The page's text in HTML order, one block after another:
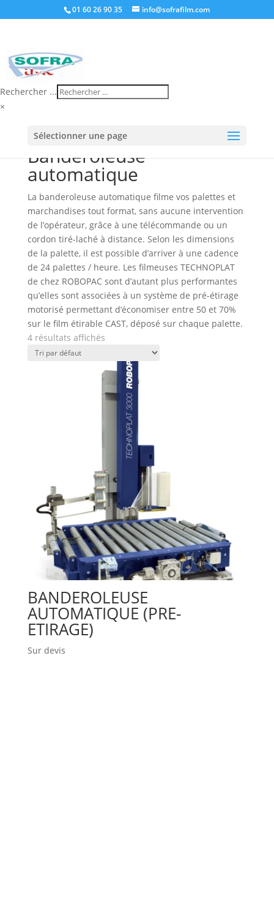
01 60 26 90 35 info@sofrafilm.com
Rechercher ...
×
Sélectionner une page
automatique
Banderoleuse
automatique
La banderoleuse automatique filme vos palettes et
marchandises tout format, sans aucune intervention
de l’opérateur, grâce à une télécommande ou un
cordon tiré-laché à distance. Selon les dimensions
de la palette, il est possible d’arriver à une cadence
de 24 palettes / heure. Les filmeuses TECHNOPLAT
de chez ROBOPAC sont d’autant plus performantes
qu’elles sont associées à un système de pré-étirage
motorisé permettant d’économiser entre 50 et 70%
sur le film étirable CAST, déposé sur chaque palette.
4 résultats affichés
BANDEROLEUSE
AUTOMATIQUE (PRE-
ETIRAGE)
Sur devis